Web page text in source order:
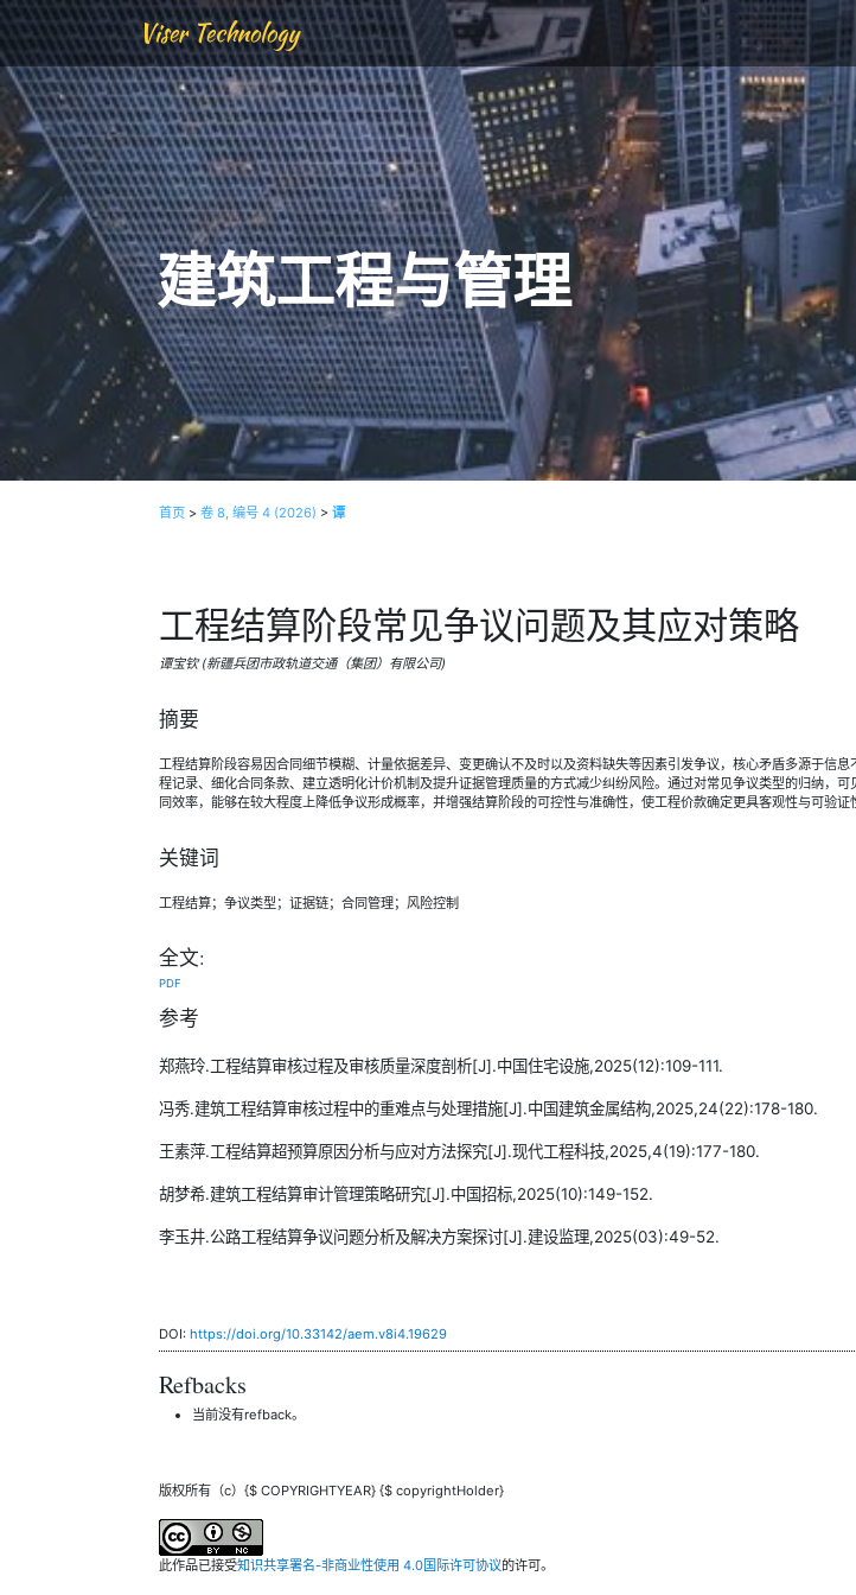
Viser Technology
建筑工程与管理
首页 >卷 8, 编号 4 (2026) >谭
工程结算阶段常见争议问题及其应对策略
谭宝钦 (新疆兵团市政轨道交通（集团）有限公司)
摘要
工程结算阶段容易因合同细节模糊、计量依据差异、变更确认不及时以及资料缺失等因素引发争议，核心矛盾多源于信
程记录、细化合同条款、建立透明化计价机制及提升证据管理质量的方式减少纠纷风险。通过对常见争议类型的归纳，
同效率，能够在较大程度上降低争议形成概率，并增强结算阶段的可控性与准确性，使工程价款确定更具客观性与可验证
关键词
工程结算；争议类型；证据链；合同管理；风险控制
全文:
PDF
参考
郑燕玲.工程结算审核过程及审核质量深度剖析[J].中国住宅设施,2025(12):109-111.
冯秀.建筑工程结算审核过程中的重难点与处理措施[J].中国建筑金属结构,2025,24(22):178-180.
王素萍.工程结算超预算原因分析与应对方法探究[J].现代工程科技,2025,4(19):177-180.
胡梦希.建筑工程结算审计管理策略研究[J].中国招标,2025(10):149-152.
李玉井.公路工程结算争议问题分析及解决方案探讨[J].建设监理,2025(03):49-52.
DOI:https://doi.org/10.33142/aem.v8i4.19629
Refbacks
当前没有refback。
版权所有（c）{$ COPYRIGHTYEAR} {$ copyrightHolder}
此作品已接受知识共享署名-非商业性使用 4.0国际许可协议的许可。